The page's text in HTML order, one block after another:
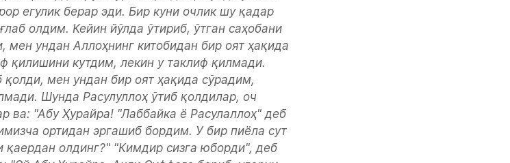
егулик берар эди. Бир куни очлик шу қадар
олдим. Кейин йўлда ўтириб, ўтган саҳобани
мен ундан Аллоҳнинг китобидан бир оят ҳақида
қилишини кутдим, лекин у таклиф қилмади.
мен ундан бир оят ҳақида сўрадим,
Шунда Расулуллоҳ ўтиб қолдилар, оч
ва: "Абу Ҳурайра! "Лаббайка ё Расулаллоҳ" деб
ортидан эргашиб бордим. У бир пиёла сут
қаердан олдинг?" "Кимдир сизга юборди", деб